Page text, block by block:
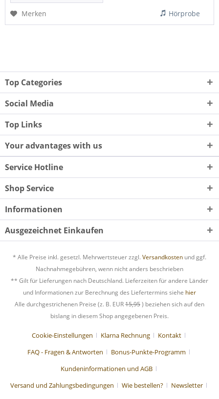
Merken Hörprobe
Top Categories
Social Media
Top Links
Your advantages with us
Service Hotline
Shop Service
Informationen
Ausgezeichnet Einkaufen
* Alle Preise inkl. gesetzl. Mehrwertsteuer zzgl. Versandkosten und ggf.
Nachnahmegebühren, wenn nicht anders beschrieben
** Gilt für Lieferungen nach Deutschland. Lieferzeiten für andere Länder
und Informationen zur Berechnung des Liefertermins siehe hier
Alle durchgestrichenen Preise (z. B. EUR15,95) beziehen sich auf den
bislang in diesem Shop angegebenen Preis.
Cookie-Einstellungen Klarna Rechnung
Kontakt
FAQ - Fragen & Antworten
Bonus-Punkte-Programm
Kundeninformationen und AGB
Versand und Zahlungsbedingungen
Wie bestellen?
Newsletter